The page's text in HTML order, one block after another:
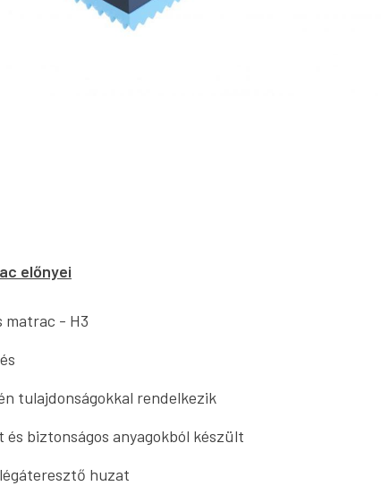
előnyei
matrac - H3
tulajdonságokkal rendelkezik
biztonságos anyagokból készült
huzat